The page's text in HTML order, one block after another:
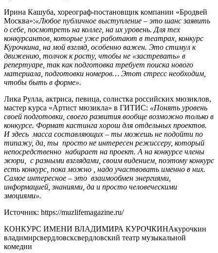
Ирина Кашуба, хореограф-постановщик компании «Бродвей
Москва»:«Любое публичное выступление – это шанс заявить
о себе, посмотреть на коллег, на их уровень. Для тех
конкурсантов, которые уже работают в театрах, конкурс
Курочкина, на мой взгляд, особенно важен. Это стимул к
движению, толчок к росту, чтобы не «застревать» в
репертуаре, так как подготовка требует поиска нового
материала, подготовки номеров… Этот стресс необходим,
чтобы быть в форме».
Лика Рулла, актриса, певица, солистка российских мюзиклов,
мастер курса «Артист мюзикла» в ГИТИС: «Понять уровень
своей подготовки, своего развития вообще возможно только в
конкурсе. Формат кастинга хорош для отдельных проектов.
И здесь масса составляющих – ты можешь не подойти по
типажу, да, ты просто не интересен режиссеру, который
непосредственно набирает на проект. А на конкурсе члены
жюри, с разными взглядами, своим видением, поэтому конкурс
есть конкурс, пока можно , надо участвовать именно в них.
Самое интересное – это взаимообмен энергиями,
информацией, знаниями, да и просто человеческими
эмоциями».
Источник: https://muzlifemagazine.ru/
КОНКУРС ИМЕНИ ВЛАДИМИРА КУРОЧКИНАкурочкин
владимирсвердловсксвердловский театр музыкальной
комедии